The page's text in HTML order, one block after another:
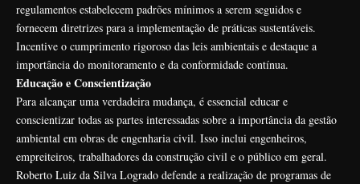
regulamentos estabelecem padrões mínimos a serem seguidos e
fornecem diretrizes para a implementação de práticas sustentáveis.
Incentive o cumprimento rigoroso das leis ambientais e destaque a
importância do monitoramento e da conformidade contínua.
Educação e Conscientização
Para alcançar uma verdadeira mudança, é essencial educar e
conscientizar todas as partes interessadas sobre a importância da gestão
ambiental em obras de engenharia civil. Isso inclui engenheiros,
empreiteiros, trabalhadores da construção civil e o público em geral.
Roberto Luiz da Silva Logrado defende a realização de programas de